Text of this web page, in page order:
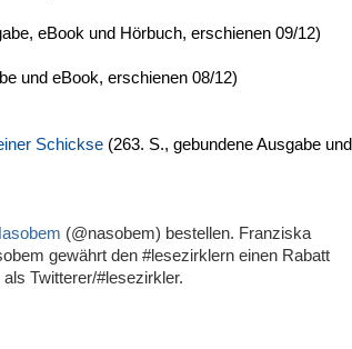
eBook und Hörbuch, erschienen 09/12)
und eBook, erschienen 08/12)
Schickse (263. S., gebundene Ausgabe und
(@nasobem) bestellen. Franziska
gewährt den #lesezirklern einen Rabatt
Twitterer/#lesezirkler.